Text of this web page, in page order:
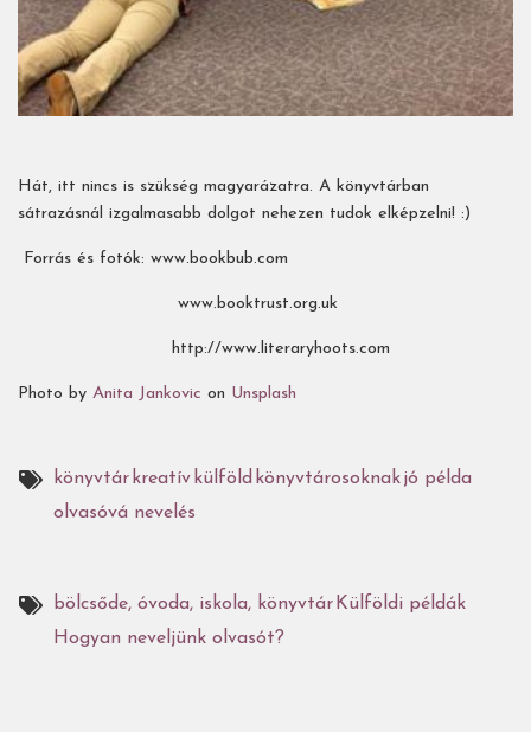
Hát, itt nincs is szükség magyarázatra. A könyvtárban
sátrazásnál izgalmasabb dolgot nehezen tudok elképzelni! :)
Forrás és fotók: www.bookbub.com
www.booktrust.org.uk
http://www.literaryhoots.com
Photo by Anita Jankovic on Unsplash
könyvtár kreatív külföld könyvtárosoknakjó példa
olvasóvá nevelés
bölcsőde, óvoda, iskola, könyvtár Külföldi példák
Hogyan neveljünk olvasót?